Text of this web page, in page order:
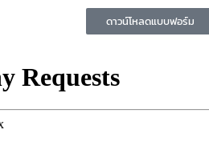
ดาวน์โหลดแบบฟอร์ม